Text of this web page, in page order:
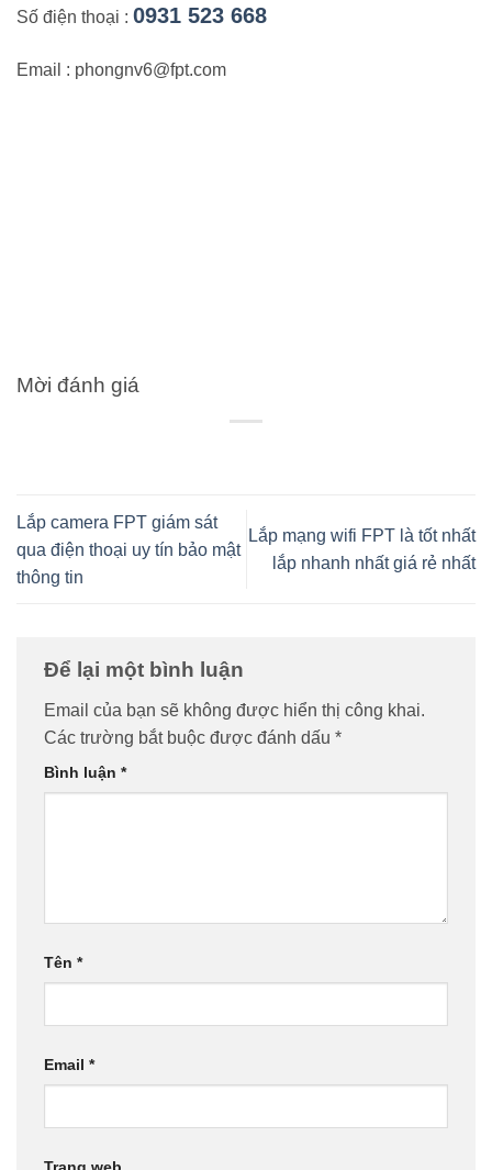
Số điện thoại : 0931 523 668
Email : phongnv6@fpt.com
Mời đánh giá
Lắp camera FPT giám sát
qua điện thoại uy tín bảo mật
thông tin
Lắp mạng wifi FPT là tốt nhất
lắp nhanh nhất giá rẻ nhất
Để lại một bình luận
Email của bạn sẽ không được hiển thị công khai.
Các trường bắt buộc được đánh dấu *
Bình luận *
Tên *
Email *